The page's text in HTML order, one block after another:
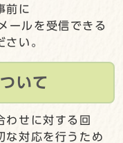
前に
ルを受信できる
い。
いて
わせに対する回
な対応を行うため